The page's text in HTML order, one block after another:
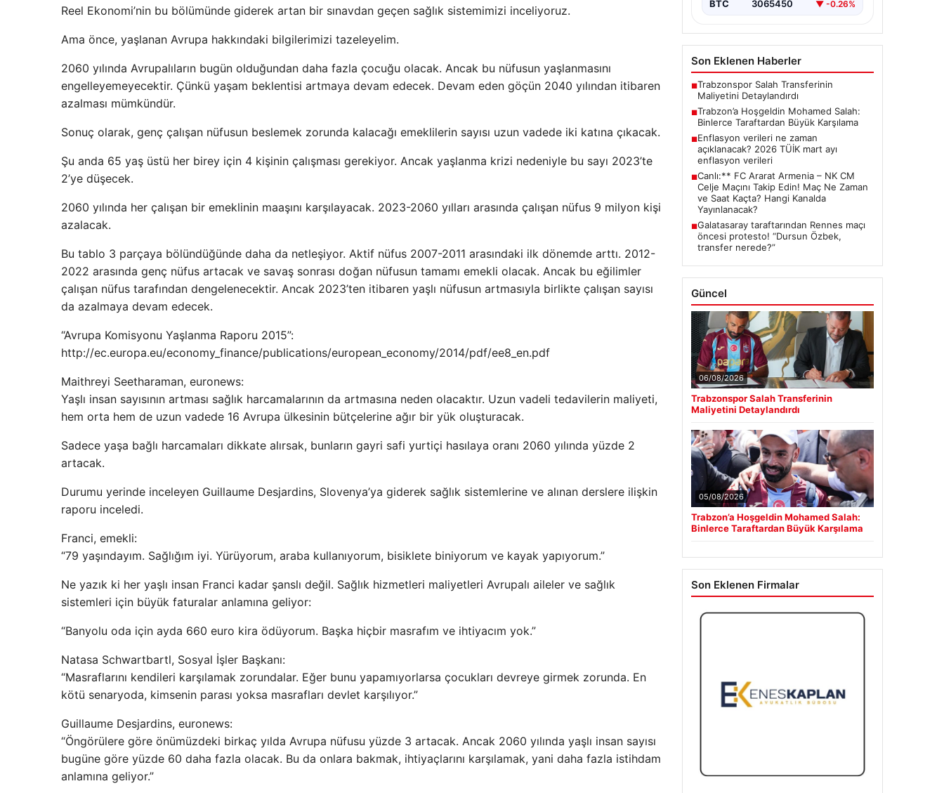
Reel Ekonomi’nin bu bölümünde giderek artan bir sınavdan geçen sağlık sistemimizi inceliyoruz.
Ama önce, yaşlanan Avrupa hakkındaki bilgilerimizi tazeleyelim.
2060 yılında Avrupalıların bugün olduğundan daha fazla çocuğu olacak. Ancak bu nüfusun yaşlanmasını
engelleyemeyecektir. Çünkü yaşam beklentisi artmaya devam edecek. Devam eden göçün 2040 yılından itibaren
azalması mümkündür.
Sonuç olarak, genç çalışan nüfusun beslemek zorunda kalacağı emeklilerin sayısı uzun vadede iki katına çıkacak.
Şu anda 65 yaş üstü her birey için 4 kişinin çalışması gerekiyor. Ancak yaşlanma krizi nedeniyle bu sayı 2023’te
2’ye düşecek.
2060 yılında her çalışan bir emeklinin maaşını karşılayacak. 2023-2060 yılları arasında çalışan nüfus 9 milyon kişi
azalacak.
Bu tablo 3 parçaya bölündüğünde daha da netleşiyor. Aktif nüfus 2007-2011 arasındaki ilk dönemde arttı. 2012-
2022 arasında genç nüfus artacak ve savaş sonrası doğan nüfusun tamamı emekli olacak. Ancak bu eğilimler
çalışan nüfus tarafından dengelenecektir. Ancak 2023’ten itibaren yaşlı nüfusun artmasıyla birlikte çalışan sayısı
da azalmaya devam edecek.
“Avrupa Komisyonu Yaşlanma Raporu 2015”:
http://ec.europa.eu/economy_finance/publications/european_economy/2014/pdf/ee8_en.pdf
Maithreyi Seetharaman, euronews:
Yaşlı insan sayısının artması sağlık harcamalarının da artmasına neden olacaktır. Uzun vadeli tedavilerin maliyeti,
hem orta hem de uzun vadede 16 Avrupa ülkesinin bütçelerine ağır bir yük oluşturacak.
Sadece yaşa bağlı harcamaları dikkate alırsak, bunların gayri safi yurtiçi hasılaya oranı 2060 yılında yüzde 2
artacak.
Durumu yerinde inceleyen Guillaume Desjardins, Slovenya’ya giderek sağlık sistemlerine ve alınan derslere ilişkin
raporu inceledi.
Franci, emekli:
“79 yaşındayım. Sağlığım iyi. Yürüyorum, araba kullanıyorum, bisiklete biniyorum ve kayak yapıyorum.”
Ne yazık ki her yaşlı insan Franci kadar şanslı değil. Sağlık hizmetleri maliyetleri Avrupalı ​​aileler ve sağlık
sistemleri için büyük faturalar anlamına geliyor:
“Banyolu oda için ayda 660 euro kira ödüyorum. Başka hiçbir masrafım ve ihtiyacım yok.”
Natasa Schwartbartl, Sosyal İşler Başkanı:
“Masraflarını kendileri karşılamak zorundalar. Eğer bunu yapamıyorlarsa çocukları devreye girmek zorunda. En
kötü senaryoda, kimsenin parası yoksa masrafları devlet karşılıyor.”
Guillaume Desjardins, euronews:
“Öngörülere göre önümüzdeki birkaç yılda Avrupa nüfusu yüzde 3 artacak. Ancak 2060 yılında yaşlı insan sayısı
bugüne göre yüzde 60 daha fazla olacak. Bu da onlara bakmak, ihtiyaçlarını karşılamak, yani daha fazla istihdam
anlamına geliyor.”
BTC 3065450 ▼ -0.26%
Son Eklenen Haberler
■Trabzonspor Salah Transferinin
Maliyetini Detaylandırdı
■Trabzon’a Hoşgeldin Mohamed Salah:
Binlerce Taraftardan Büyük Karşılama
■Enflasyon verileri ne zaman
açıklanacak? 2026 TÜİK mart ayı
enflasyon verileri
■Canlı:** FC Ararat Armenia – NK CM
Celje Maçını Takip Edin! Maç Ne Zaman
ve Saat Kaçta? Hangi Kanalda
Yayınlanacak?
■Galatasaray taraftarından Rennes maçı
öncesi protesto! “Dursun Özbek,
transfer nerede?”
Güncel
06/08/2026
Trabzonspor Salah Transferinin
Maliyetini Detaylandırdı
05/08/2026
Trabzon’a Hoşgeldin Mohamed Salah:
Binlerce Taraftardan Büyük Karşılama
Son Eklenen Firmalar